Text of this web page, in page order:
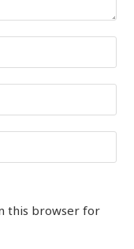
this browser for